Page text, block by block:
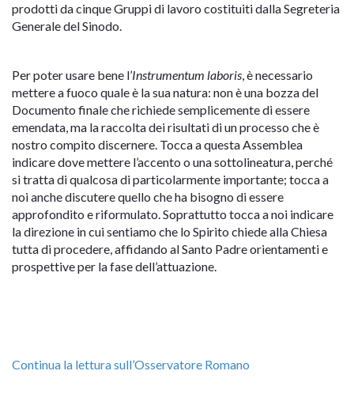
prodotti da cinque Gruppi di lavoro costituiti dalla Segreteria
Generale del Sinodo.
Per poter usare bene l’Instrumentum laboris, è necessario
mettere a fuoco quale è la sua natura: non è una bozza del
Documento finale che richiede semplicemente di essere
emendata, ma la raccolta dei risultati di un processo che è
nostro compito discernere. Tocca a questa Assemblea
indicare dove mettere l’accento o una sottolineatura, perché
si tratta di qualcosa di particolarmente importante; tocca a
noi anche discutere quello che ha bisogno di essere
approfondito e riformulato. Soprattutto tocca a noi indicare
la direzione in cui sentiamo che lo Spirito chiede alla Chiesa
tutta di procedere, affidando al Santo Padre orientamenti e
prospettive per la fase dell’attuazione.
Continua la lettura sull’Osservatore Romano